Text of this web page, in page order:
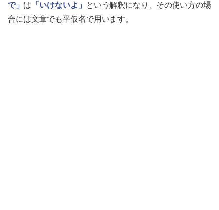
で」 は 「いけないよ」
という解釈になり、その使い方の場
合には文章でも平仮名で用います。